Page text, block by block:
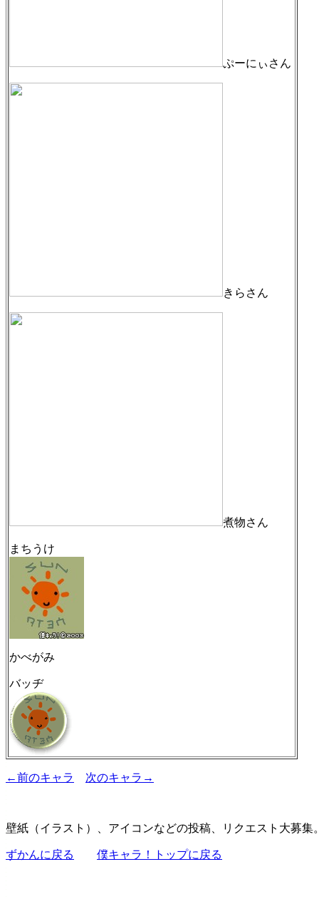
ぷーにぃさん
きらさん
煮物さん
まちうけ
かべがみ
バッヂ
←前のキャラ 次のキャラ→
壁紙（イラスト）、アイコンなどの投稿、リクエスト大募集
ずかんに戻る 僕キャラ！トップに戻る